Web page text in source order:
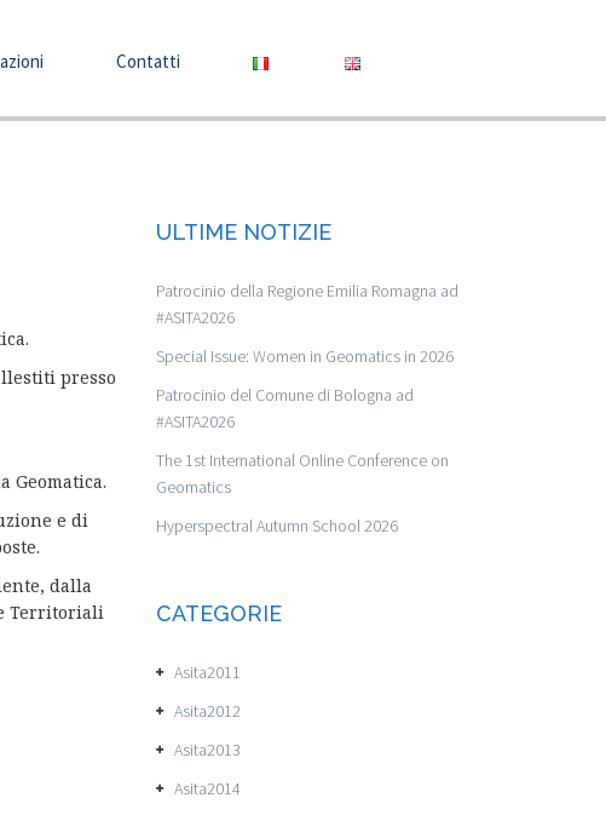
Contatti
presso
Geomatica.
e di
dalla
Territoriali
ULTIME NOTIZIE
Patrocinio della Regione Emilia Romagna ad
#ASITA2026
Special Issue: Women in Geomatics in 2026
Patrocinio del Comune di Bologna ad
#ASITA2026
The 1st International Online Conference on
Geomatics
Hyperspectral Autumn School 2026
CATEGORIE
Asita2011
Asita2012
Asita2013
Asita2014